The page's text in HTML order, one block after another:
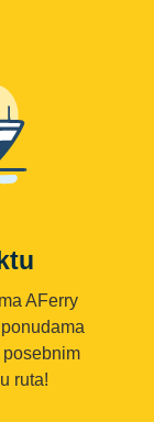
AFerry
ruta!